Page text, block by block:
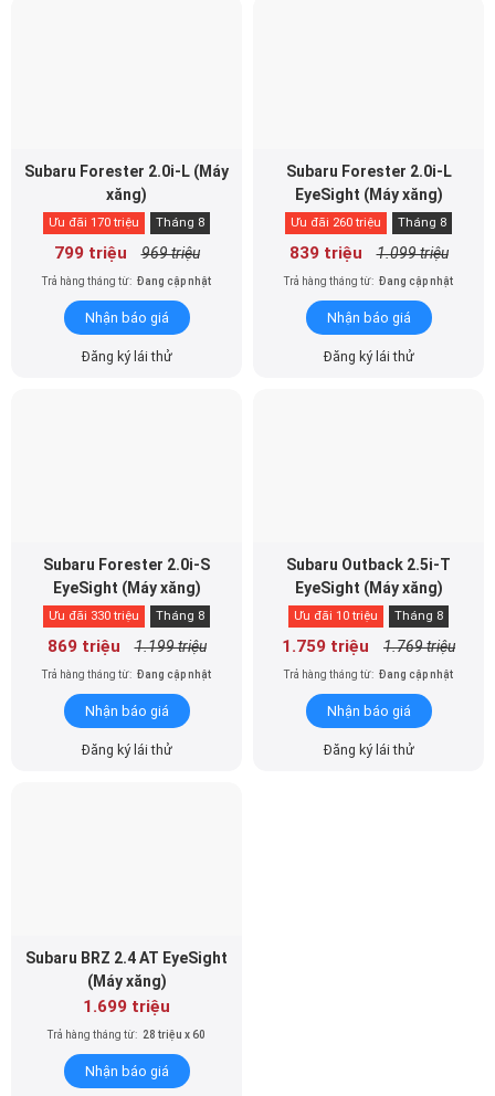
Subaru Forester 2.0i-L (Máy
xăng)
Ưu đãi 170 triệu Tháng 8
799 triệu 969 triệu
Trả hàng tháng từ: Đang cập nhật
Nhận báo giá
Đăng ký lái thử
Subaru Forester 2.0i-L
EyeSight (Máy xăng)
Ưu đãi 260 triệu Tháng 8
839 triệu 1.099 triệu
Trả hàng tháng từ: Đang cập nhật
Nhận báo giá
Đăng ký lái thử
Subaru Forester 2.0i-S
EyeSight (Máy xăng)
Ưu đãi 330 triệu Tháng 8
869 triệu 1.199 triệu
Trả hàng tháng từ: Đang cập nhật
Nhận báo giá
Đăng ký lái thử
Subaru Outback 2.5i-T
EyeSight (Máy xăng)
Ưu đãi 10 triệu Tháng 8
1.759 triệu 1.769 triệu
Trả hàng tháng từ: Đang cập nhật
Nhận báo giá
Đăng ký lái thử
Subaru BRZ 2.4 AT EyeSight
(Máy xăng)
1.699 triệu
Trả hàng tháng từ: 28 triệu x 60
Nhận báo giá